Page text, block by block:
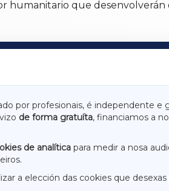
humanitario que desenvolverán
por profesionais, é independente e
de forma gratuíta, financiamos a
de analítica para medir a nosa
a elección das cookies que
LUGOXA
RIBEIRASACRAXA